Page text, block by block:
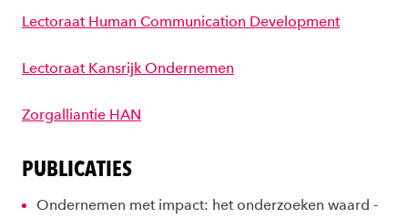
Lectoraat Human Communication Development
Lectoraat Kansrijk Ondernemen
Zorgalliantie HAN
PUBLICATIES
Ondernemen met impact: het onderzoeken waard -